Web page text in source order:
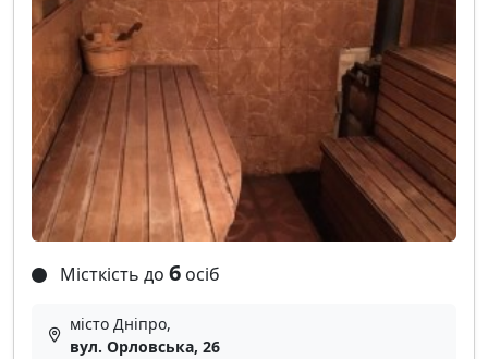
Місткість до 6 осіб
місто Дніпро,
вул. Орловська, 26